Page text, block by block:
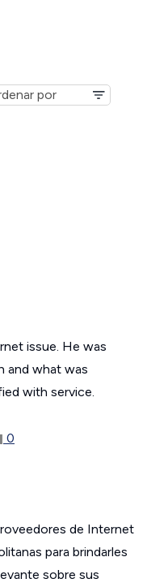
issue. He was
and what was
with service.
0
de Internet
para brindarles
sobre sus